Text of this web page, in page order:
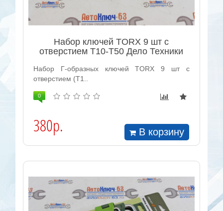
Набор ключей TORX 9 шт с
отверстием Т10-Т50 Дело Техники
Набор Г-образных ключей TORX 9 шт с
отверстием (Т1..
0
380р. В корзину